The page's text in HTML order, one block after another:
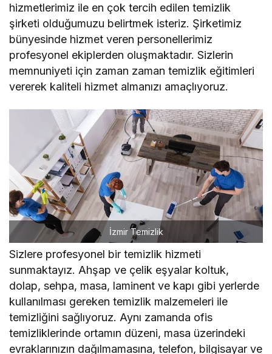
hizmetlerimiz ile en çok tercih edilen temizlik
şirketi olduğumuzu belirtmek isteriz. Şirketimiz
bünyesinde hizmet veren personellerimiz
profesyonel ekiplerden oluşmaktadır. Sizlerin
memnuniyeti için zaman zaman temizlik eğitimleri
vererek kaliteli hizmet almanızı amaçlıyoruz.
İzmir Temizlik
Sizlere profesyonel bir temizlik hizmeti
sunmaktayız. Ahşap ve çelik eşyalar koltuk,
dolap, sehpa, masa, laminent ve kapı gibi yerlerde
kullanılması gereken temizlik malzemeleri ile
temizliğini sağlıyoruz. Aynı zamanda ofis
temizliklerinde ortamın düzeni, masa üzerindeki
evraklarınızın dağılmamasına, telefon, bilgisayar ve